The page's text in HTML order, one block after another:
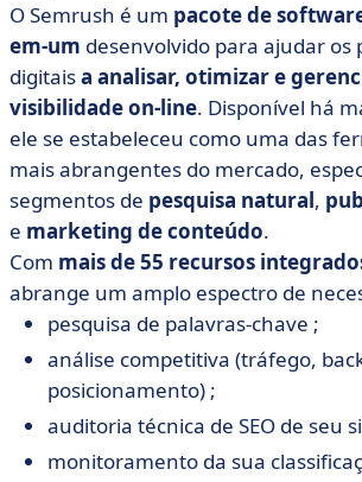
O Semrush é um pacote de
em-um desenvolvido para ajudar os
digitaisa analisar, otimizar e
visibilidade on-line. Disponível há
ele se estabeleceu como uma das
mais abrangentes do mercado,
segmentos de pesquisa natural,
e marketing de conteúdo.
Com mais de 55 recursos
abrange um amplo espectro de
pesquisa de palavras-chave ;
análise competitiva (tráfego,
posicionamento) ;
auditoria técnica de SEO de seu
monitoramento da sua